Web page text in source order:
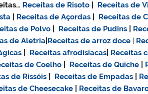
Receitas de Risoto Receitas de
Receitas de Açordas Receitas de
de Polvo Receitas de Pudins
de Aletria Receitas dearroz doce
Receitas afrodisiacas Receitas
de Coelho Receitas de Quiche
de Rissóis Receitas de Empadas
de Cheesecake Receitas de